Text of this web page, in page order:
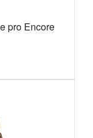
pro Encore